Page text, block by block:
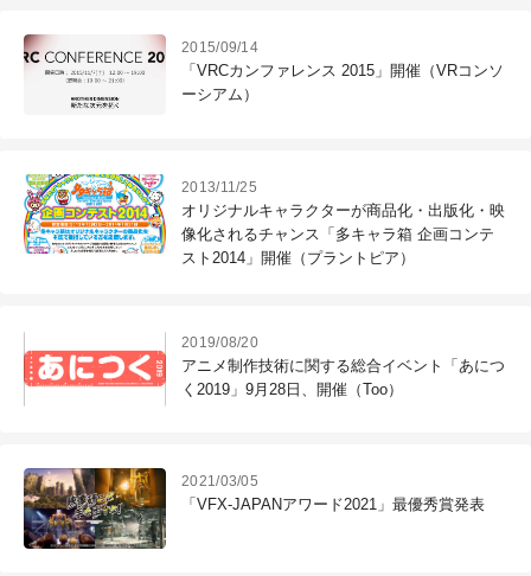
2015/09/14
「VRCカンファレンス 2015」開催（VRコンソ
ーシアム）
2013/11/25
オリジナルキャラクターが商品化・出版化・映
像化されるチャンス「多キャラ箱 企画コンテ
スト2014」開催（プラントピア）
2019/08/20
アニメ制作技術に関する総合イベント「あにつ
く2019」9月28日、開催（Too）
2021/03/05
「VFX-JAPANアワード2021」最優秀賞発表